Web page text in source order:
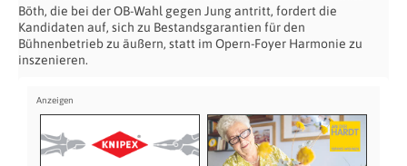
Böth, die bei der OB-Wahl gegen Jung antritt, fordert die
Kandidaten auf, sich zu Bestandsgarantien für den
Bühnenbetrieb zu äußern, statt im Opern-Foyer Harmonie zu
inszenieren.